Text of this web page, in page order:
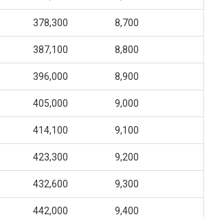
378,300 8,700
387,100 8,800
396,000 8,900
405,000 9,000
414,100 9,100
423,300 9,200
432,600 9,300
442,000 9,400